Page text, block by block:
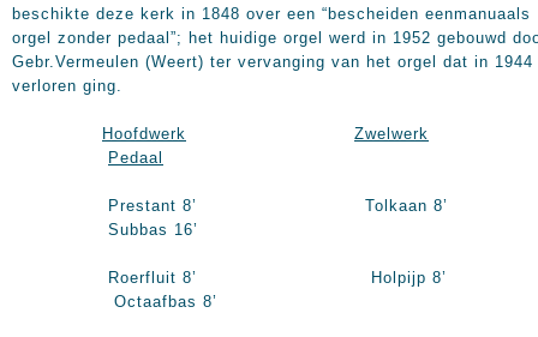
beschikte deze kerk in 1848 over een “bescheiden eenmanuaals
orgel zonder pedaal”; het huidige orgel werd in 1952 gebouwd
Gebr.Vermeulen (Weert) ter vervanging van het orgel dat in 1944
verloren ging.
Hoofdwerk
Zwelwerk
Pedaal
Prestant 8’ Tolkaan 8’
Subbas 16’
Roerfluit 8’ Holpijp 8’
Octaafbas 8’